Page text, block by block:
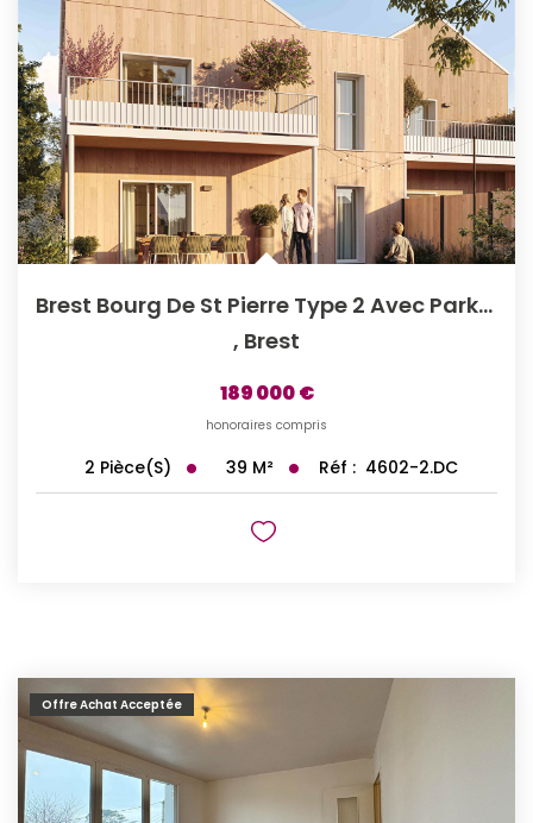
Brest Bourg De St Pierre Type 2 Avec Parking Privé
, Brest
189 000 €
honoraires compris
2 Pièce(s) 39 M² Réf : 4602-2.DC
Offre Achat Acceptée